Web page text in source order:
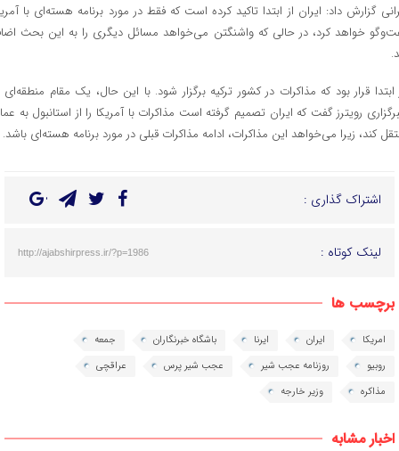
گزارش داد: ایران از ابتدا تاکید کرده است که فقط در مورد برنامه هسته‌ای با
خواهد کرد، در حالی که واشنگتن می‌خواهد مسائل دیگری را به این بحث
ابتدا قرار بود که مذاکرات در کشور ترکیه برگزار شود. با این حال، یک مقام منطقه‌ای
رویترز گفت که ایران تصمیم گرفته است مذاکرات با آمریکا را از استانبول به
کند، زیرا می‌خواهد این مذاکرات، ادامه مذاکرات قبلی در مورد برنامه هسته‌ای باشد.
اشتراک گذاری :
لینک کوتاه : http://ajabshirpress.ir/?p=1986
برچسب ها
امریکا ایران ایرنا باشگاه خبرنگاران
جمعه
روبیو
روزنامه عجب شیر عجب شیر پرس
عراقچی
مذاکره
وزیر خارجه
اخبار مشابه